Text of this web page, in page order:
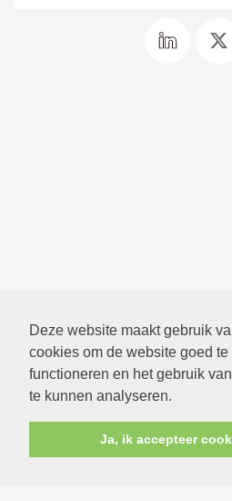
Deze website maakt gebruik
cookies om de website goed te
functioneren en het gebruik
te kunnen analyseren.
Ja, ik accepteer